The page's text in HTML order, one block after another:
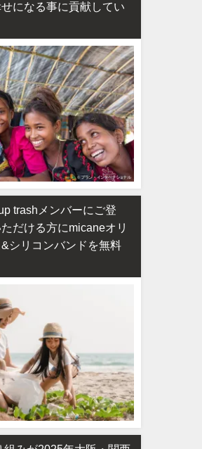
になる事に貢献してい
trashメンバーにご登
だける方にmicaneオリ
シリコンバンドを無料